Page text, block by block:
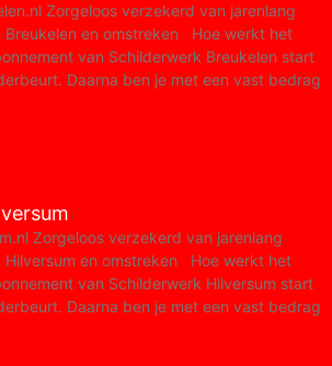
Zorgeloos verzekerd van jarenlang
Breukelen en omstreken Hoe werkt het
van Schilderwerk Breukelen start
Daarna ben je met een vast bedrag
Zorgeloos verzekerd van jarenlang
Hilversum en omstreken Hoe werkt het
van Schilderwerk Hilversum start
Daarna ben je met een vast bedrag